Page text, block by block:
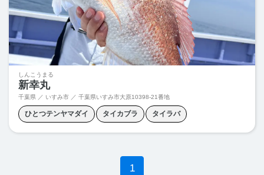
しんこうまる
新幸丸
千葉県 ／ いすみ市 ／ 千葉県いすみ市大原10398-21番地
ひとつテンヤマダイ タイカブラ タイラバ
マダイジギング
1